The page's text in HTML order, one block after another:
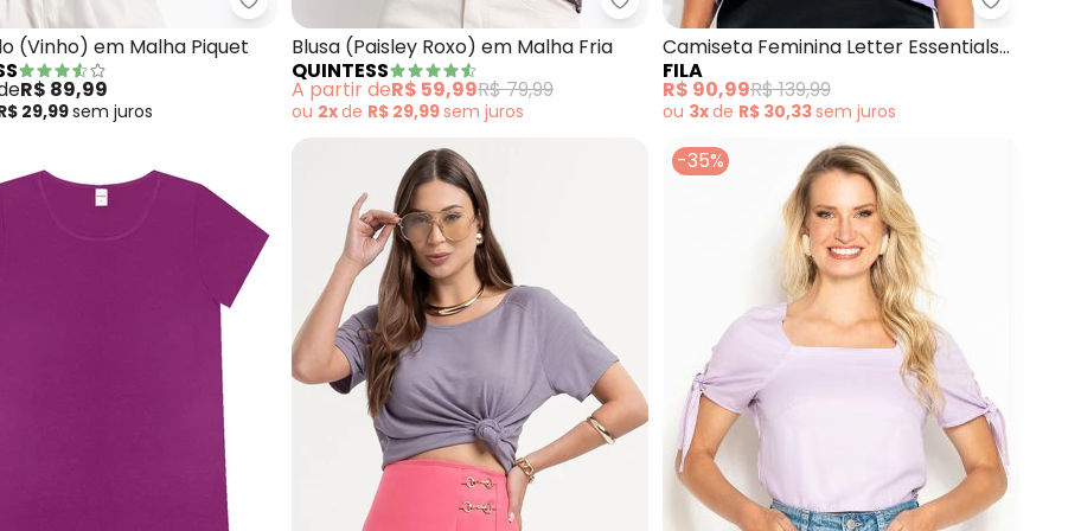
(Lilás) em Tricoline
Quintess - Blusa Polo (Vinho) em Malha Piquet
(Vinho) em Malha Piquet
R$ 89,99
29,99sem juros
Quintess - Blusa (Paisley Roxo) em Malha Fria
Blusa (Paisley Roxo) em Malha Fria
QUINTESS
A partir deR$ 59,99R$ 79,99
ou 2xde R$ 29,99sem juros
Fila -
Camiseta Feminina Letter Essentials
(Roxo)
FILA
R$ 90,99R$ 139,99
ou 3xde R$ 30,33sem juros
-35%